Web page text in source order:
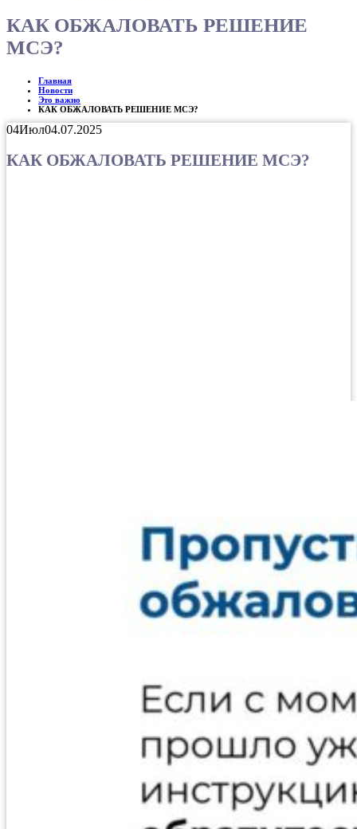
КАК ОБЖАЛОВАТЬ РЕШЕНИЕ
МСЭ?
Главная
Новости
Это важно
КАК ОБЖАЛОВАТЬ РЕШЕНИЕ МСЭ?
04Июл04.07.2025
КАК ОБЖАЛОВАТЬ РЕШЕНИЕ МСЭ?